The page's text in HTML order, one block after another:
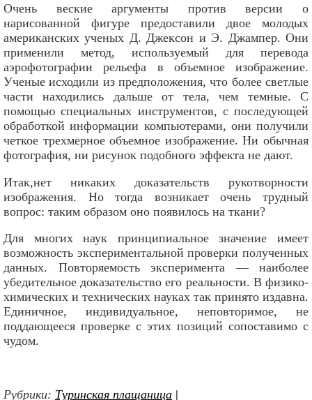
Очень веские аргументы против версии о
нарисованной фигуре предоставили двое молодых
американских ученых Д. Джексон и Э. Джампер. Они
применили метод, используемый для перевода
аэрофотографии рельефа в объемное изображение.
Ученые исходили из предположения, что более светлые
части находились дальше от тела, чем темные. С
помощью специальных инструментов, с последующей
обработкой информации компьютерами, они получили
четкое трехмерное объемное изображение. Ни обычная
фотография, ни рисунок подобного эффекта не дают.
Итак,нет никаких доказательств рукотворности
изображения. Но тогда возникает очень трудный
вопрос: таким образом оно появилось на ткани?
Для многих наук принципиальное значение имеет
возможность экспериментальной проверки полученных
данных. Повторяемость эксперимента — наиболее
убедительное доказательство его реальности. В физико-
химических и технических науках так принято издавна.
Единичное, индивидуальное, неповторимое, не
поддающееся проверке с этих позиций сопоставимо с
чудом.
Рубрики: Туринская плащаница |